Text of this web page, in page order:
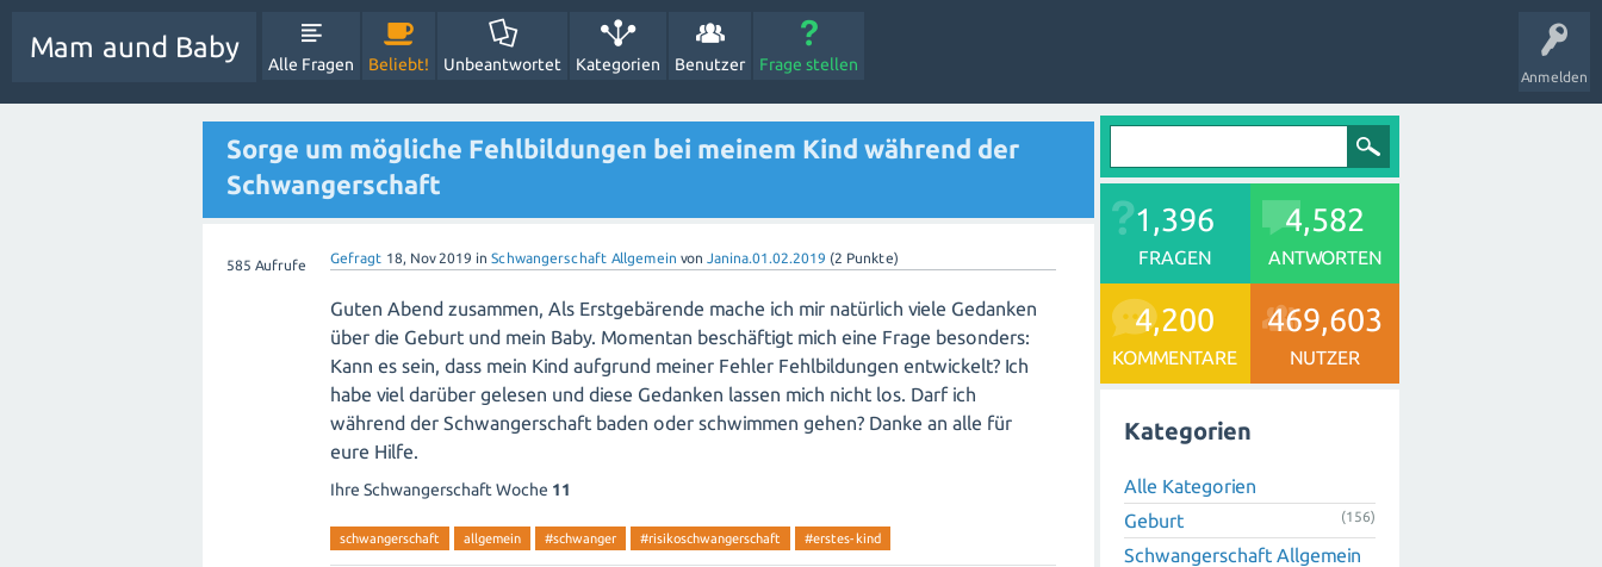
Anmelden
Mam aund Baby
Alle Fragen Beliebt! Unbeantwortet Kategorien Benutzer Frage stellen
Sorge um mögliche Fehlbildungen bei meinem Kind während der
Schwangerschaft
585 Aufrufe Gefragt 18, Nov 2019 in Schwangerschaft Allgemein von Janina.01.02.2019 (2 Punkte)
Guten Abend zusammen, Als Erstgebärende mache ich mir natürlich viele Gedanken
über die Geburt und mein Baby. Momentan beschäftigt mich eine Frage besonders:
Kann es sein, dass mein Kind aufgrund meiner Fehler Fehlbildungen entwickelt? Ich
habe viel darüber gelesen und diese Gedanken lassen mich nicht los. Darf ich
während der Schwangerschaft baden oder schwimmen gehen? Danke an alle für
eure Hilfe.
Ihre Schwangerschaft Woche 11
schwangerschaft allgemein #schwanger #risikoschwangerschaft #erstes-kind
1,396
FRAGEN
4,582
ANTWORTEN
4,200
KOMMENTARE
469,603
NUTZER
Kategorien
Alle Kategorien
Geburt
(156)
Schwangerschaft Allgemein